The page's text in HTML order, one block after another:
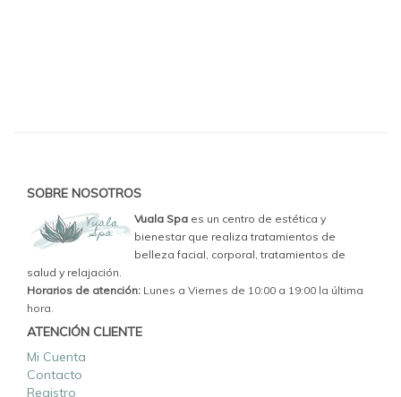
SOBRE NOSOTROS
Vuala Spa es un centro de estética y
bienestar que realiza tratamientos de
belleza facial, corporal, tratamientos de
salud y relajación.
Horarios de atención: Lunes a Viernes de 10:00 a 19:00 la última
hora.
ATENCIÓN CLIENTE
Mi Cuenta
Contacto
Registro